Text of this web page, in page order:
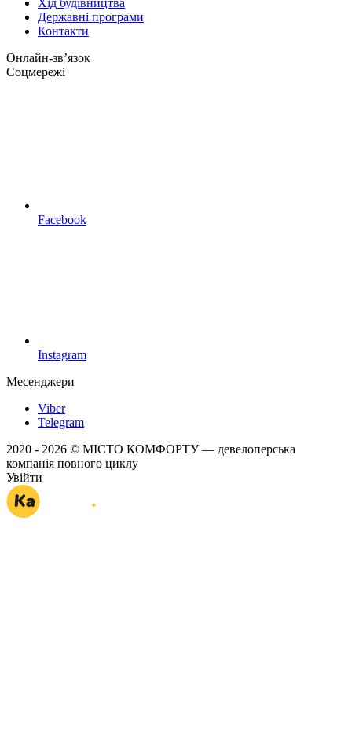
Хід будівництва
Державні програми
Контакти
Онлайн-звʼязок
Соцмережі
Facebook
Instagram
Месенджери
Viber
Telegram
2020 - 2026 © МІСТО КОМФОРТУ — девелоперська
компанія повного циклу
Увійти